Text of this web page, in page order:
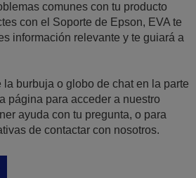
comunes con tu producto
con el Soporte de Epson, EVA te
información relevante y te guiará a
la burbuja o globo de chat en la parte
página para acceder a nuestro
ayuda con tu pregunta, o para
de contactar con nosotros.